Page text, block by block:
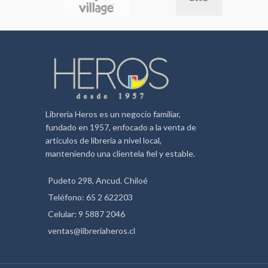
Librería Heros es un negocio familiar,
fundado en 1957, enfocado a la venta de
artículos de librería a nivel local,
manteniendo una clientela fiel y estable.
Pudeto 298, Ancud. Chiloé
Teléfono: 65 2 622203
Celular: 9 5887 2046
ventas@libreriaheros.cl